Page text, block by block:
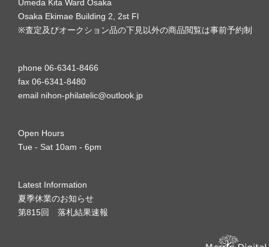
Umeda Kita Ward Osaka
Osaka Ekimae Building 2, 2st Fl
※査定及びオークション品の下見以外の商品閲覧は事前予約制
phone 06-6341-8466
fax 06-6341-8480
email nihon-philatelic@outlook.jp
Open Hours
Tue - Sat 10am - 6pm
Latest Information
夏季休業のお知らせ
第815回 落札結果速報